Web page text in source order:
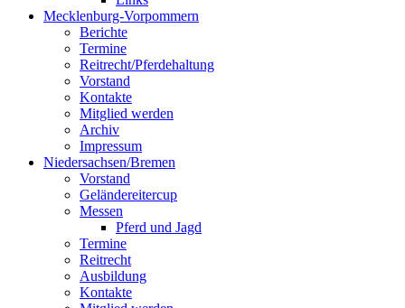
Mecklenburg-Vorpommern
Berichte
Termine
Reitrecht/Pferdehaltung
Vorstand
Kontakte
Mitglied werden
Archiv
Impressum
Niedersachsen/Bremen
Vorstand
Geländereitercup
Messen
Pferd und Jagd
Termine
Reitrecht
Ausbildung
Kontakte